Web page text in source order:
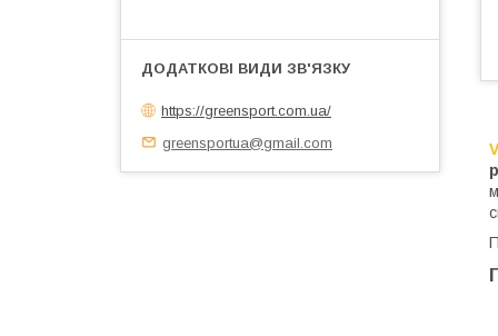
https://greensport.com.ua/
greensportua@gmail.com